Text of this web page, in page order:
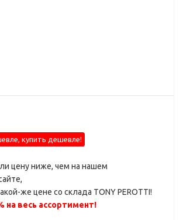
купить дешевле!
цену ниже, чем на нашем
же цене со склада TONY PEROTTI!
на весь ассортимент!